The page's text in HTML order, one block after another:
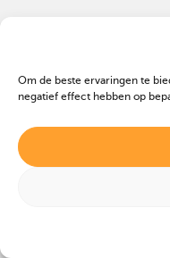
Om de beste ervaringen te
negatief effect hebben op